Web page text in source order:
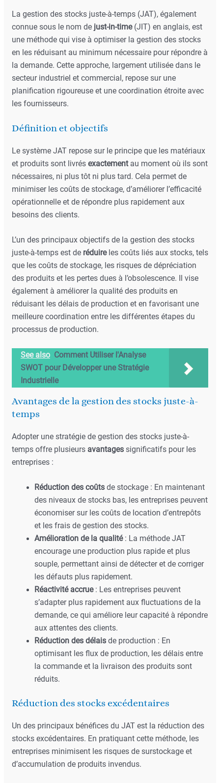
La gestion des stocks juste-à-temps (JAT), également
connue sous le nom de just-in-time(JIT) en anglais, est
une méthode qui vise à optimiser la gestion des stocks
en les réduisant au minimum nécessaire pour répondre à
la demande. Cette approche, largement utilisée dans le
secteur industriel et commercial, repose sur une
planification rigoureuse et une coordination étroite avec
les fournisseurs.
Définition et objectifs
Le système JAT repose sur le principe que les matériaux
et produits sont livrés exactementau moment où ils sont
nécessaires, ni plus tôt ni plus tard. Cela permet de
minimiser les coûts de stockage, d’améliorer l’efficacité
opérationnelle et de répondre plus rapidement aux
besoins des clients.
L’un des principaux objectifs de la gestion des stocks
juste-à-temps est de réduireles coûts liés aux stocks, tels
que les coûts de stockage, les risques de dépréciation
des produits et les pertes dues à l’obsolescence. Il vise
également à améliorer la qualité des produits en
réduisant les délais de production et en favorisant une
meilleure coordination entre les différentes étapes du
processus de production.
See also Comment Utiliser l'Analyse
SWOT pour Développer une Stratégie
Industrielle
Avantages de la gestion des stocks juste-à-
temps
Adopter une stratégie de gestion des stocks juste-à-
temps offre plusieurs avantagessignificatifs pour les
entreprises :
Réduction des coûts de stockage : En maintenant
des niveaux de stocks bas, les entreprises peuvent
économiser sur les coûts de location d’entrepôts
et les frais de gestion des stocks.
Amélioration de la qualité: La méthode JAT
encourage une production plus rapide et plus
souple, permettant ainsi de détecter et de corriger
les défauts plus rapidement.
Réactivité accrue: Les entreprises peuvent
s’adapter plus rapidement aux fluctuations de la
demande, ce qui améliore leur capacité à répondre
aux attentes des clients.
Réduction des délais de production : En
optimisant les flux de production, les délais entre
la commande et la livraison des produits sont
réduits.
Réduction des stocks excédentaires
Un des principaux bénéfices du JAT est la réduction des
stocks excédentaires. En pratiquant cette méthode, les
entreprises minimisent les risques de surstockage et
d’accumulation de produits invendus.